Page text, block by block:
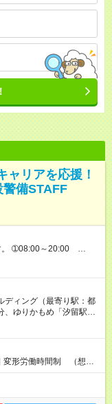
リアを応援！
警備STAFF
。 ➀08:00～20:00
※他時間帯のお仕事も
ます。 例：自衛消防技
本採用時と同じです。
ィング（最寄り駅：都
、ゆりかもめ「汐留駅」
歩7分）
変形労働時間制 （想定
分）